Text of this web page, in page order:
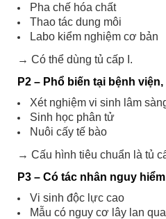
Pha chế hóa chất
Thao tác dung môi
Labo kiểm nghiệm cơ bản
→ Có thể dùng tủ cấp I.
P2 – Phổ biến tại bệnh
Xét nghiệm vi sinh lâm
Sinh học phân tử
Nuôi cấy tế bào
→ Cấu hình tiêu chuẩn là tủ
P3 – Có tác nhân nguy
Vi sinh độc lực cao
Mẫu có nguy cơ lây lan